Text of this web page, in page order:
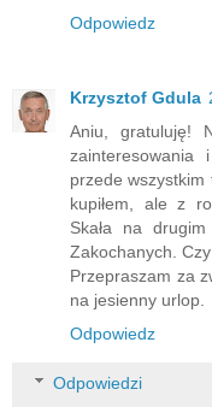
Odpowiedz
Krzysztof Gdula
Aniu, gratuluję!
przede
kupiłem, ale z
Skała na
Zakochanych. Czy
Przepraszam za
na jesienny urlop.
Odpowiedz
Odpowiedzi